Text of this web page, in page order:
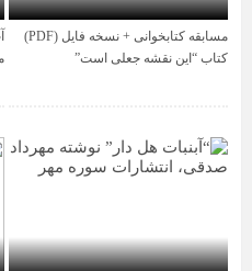
2 سال قبل
مسابقه کتابخوانی + نسخه فایل (PDF)
کتاب “این نقشه جعلی است”